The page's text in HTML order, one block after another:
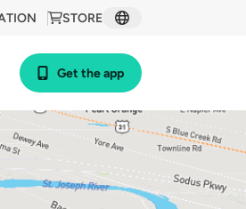
STORE
Get the app